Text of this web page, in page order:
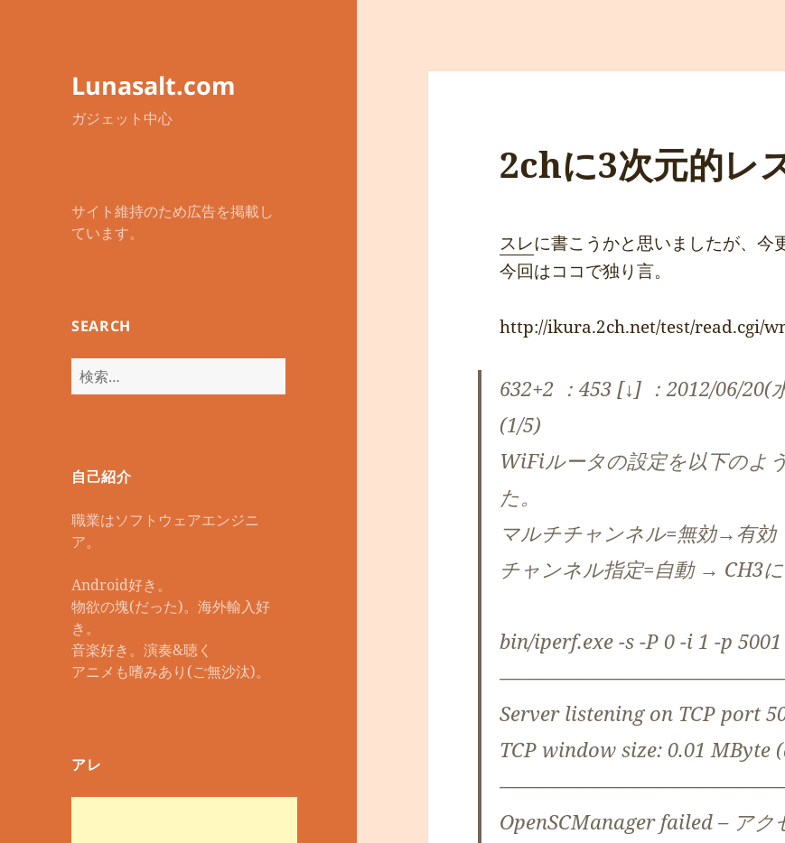
Lunasalt.com
ガジェット中心
サイト維持のため広告を掲載し
ています。
SEARCH
検
索:
自己紹介
職業はソフトウェアエンジニ
ア。
Android好き。
物欲の塊(だった)。海外輸入好
き。
音楽好き。演奏&聴く
アニメも嗜みあり(ご無沙汰)。
アレ
2chに3次元的レ
スレに書こうかと思いましたが、今
今回はココで独り言。
http://ikura.2ch.net/test/read.cgi/
632+2 ：453 [↓] ：2012/06/20(
(1/5)
WiFiルータの設定を以下のよ
た。
マルチチャンネル=無効→有効
チャンネル指定=自動 → CH3
bin/iperf.exe -s -P 0 -i 1 -p
Server listening on TCP port
TCP window size: 0.01 MByte
OpenSCManager failed – ア